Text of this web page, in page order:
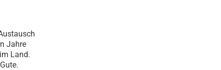
Jahre
Land.